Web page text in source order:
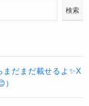
検索
だまだ載せるよ✨X